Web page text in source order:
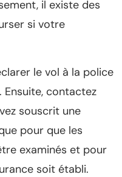
il existe des
si votre
le vol à la police
contactez
souscrit une
pour que les
examinés et pour
soit établi.